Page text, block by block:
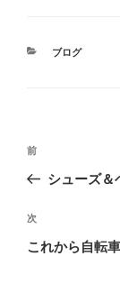
カ
ブログ
投
ビ
ゲ
前
の
稿
前
シューズ
次
の
次
これから自転